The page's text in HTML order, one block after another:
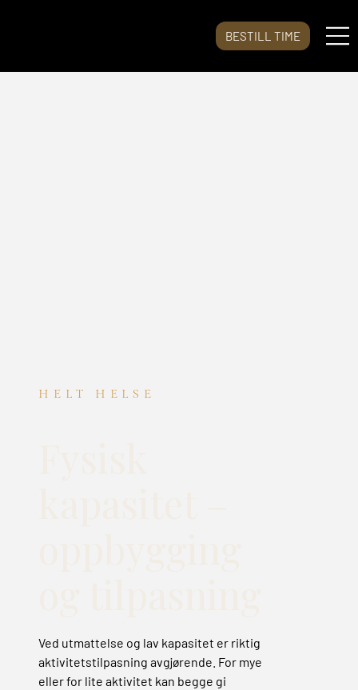
BESTILL TIME
HELT HELSE
Ved utmattelse og lav kapasitet er riktig
aktivitetstilpasning avgjørende. For mye
eller for lite aktivitet kan begge gi